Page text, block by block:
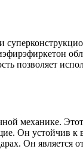
позволяет
механике.
Он устойчив к
Он